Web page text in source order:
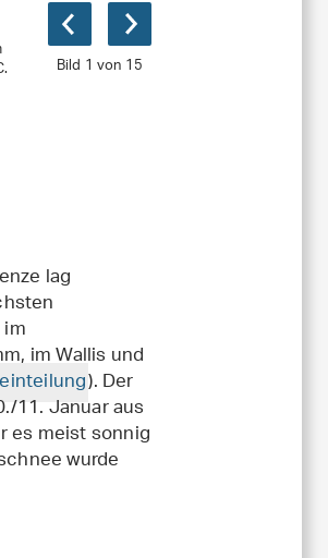
Bild 1 von 15
lag
im Wallis und
). Der
11. Januar aus
es meist sonnig
wurde